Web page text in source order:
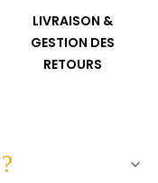
LIVRAISON &
GESTION DES
RETOURS
